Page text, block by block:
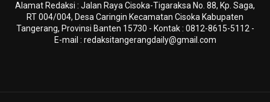
Alamat Redaksi : Jalan Raya Cisoka-Tigaraksa No. 88, Kp. Saga,
RT 004/004, Desa Caringin Kecamatan Cisoka Kabupaten
Tangerang, Provinsi Banten 15730 - Kontak : 0812-8615-5112 -
E-mail : redaksitangerangdaily@gmail.com